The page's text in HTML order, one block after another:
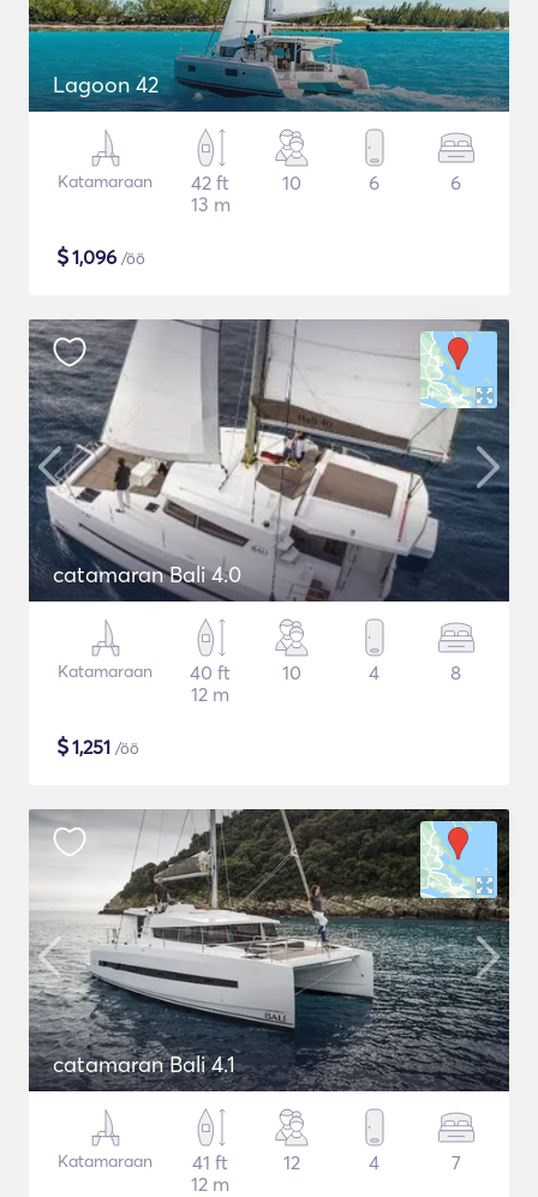
Lagoon 42
Katamaraan
42 ft
13 m
10 6 6
$1,096 /öö
catamaran Bali 4.0
Katamaraan
40 ft
12 m
10 4 8
$1,251 /öö
catamaran Bali 4.1
Katamaraan
41 ft
12 m
12 4 7